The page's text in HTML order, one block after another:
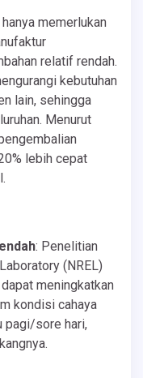
memerlukan
relatif rendah.
kebutuhan
lain, sehingga
Menurut
lebih cepat
: Penelitian
(NREL)
meningkatkan
kondisi cahaya
pagi/sore hari,